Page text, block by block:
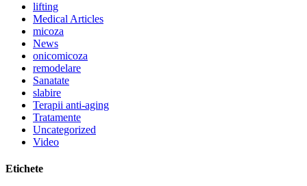
lifting
Medical Articles
micoza
News
onicomicoza
remodelare
Sanatate
slabire
Terapii anti-aging
Tratamente
Uncategorized
Video
Etichete